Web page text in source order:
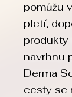
pomůžu
pletí,
produkty
navrhnu
Derma
cesty se